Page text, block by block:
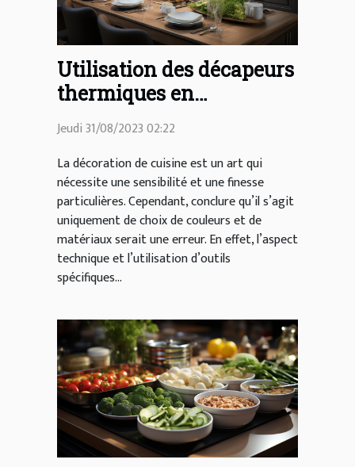
Utilisation des décapeurs
thermiques en
décoration de cuisine
Jeudi 31/08/2023 02:22
La décoration de cuisine est un art qui
nécessite une sensibilité et une finesse
particulières. Cependant, conclure qu’il s’agit
uniquement de choix de couleurs et de
matériaux serait une erreur. En effet, l’aspect
technique et l’utilisation d’outils
spécifiques...